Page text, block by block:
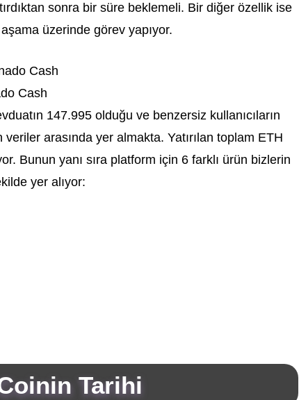
sonra bir süre beklemeli. Bir diğer özellik ise
üzerinde görev yapıyor.
Cash
147.995 olduğu ve benzersiz kullanıcıların
veriler arasında yer almakta. Yatırılan toplam ETH
Bunun yanı sıra platform için 6 farklı ürün bizlerin
yer alıyor:
Tarihi